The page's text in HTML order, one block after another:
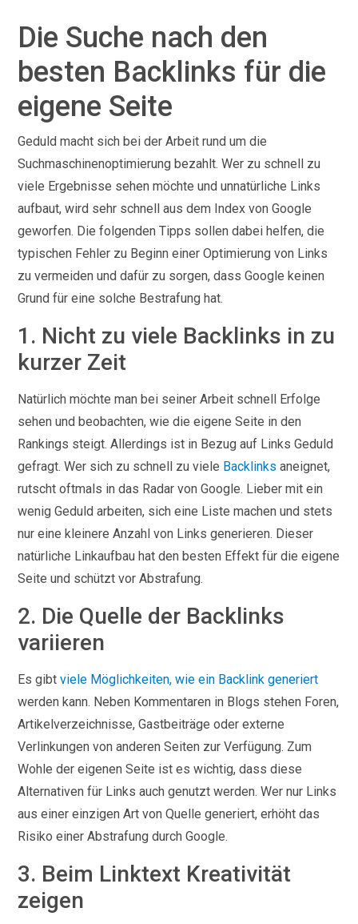
Die Suche nach den
besten Backlinks für die
eigene Seite
Geduld macht sich bei der Arbeit rund um die
Suchmaschinenoptimierung bezahlt. Wer zu schnell zu
viele Ergebnisse sehen möchte und unnatürliche Links
aufbaut, wird sehr schnell aus dem Index von Google
geworfen. Die folgenden Tipps sollen dabei helfen, die
typischen Fehler zu Beginn einer Optimierung von Links
zu vermeiden und dafür zu sorgen, dass Google keinen
Grund für eine solche Bestrafung hat.
1. Nicht zu viele Backlinks in zu
kurzer Zeit
Natürlich möchte man bei seiner Arbeit schnell Erfolge
sehen und beobachten, wie die eigene Seite in den
Rankings steigt. Allerdings ist in Bezug auf Links Geduld
gefragt. Wer sich zu schnell zu viele Backlinks aneignet,
rutscht oftmals in das Radar von Google. Lieber mit ein
wenig Geduld arbeiten, sich eine Liste machen und stets
nur eine kleinere Anzahl von Links generieren. Dieser
natürliche Linkaufbau hat den besten Effekt für die eigene
Seite und schützt vor Abstrafung.
2. Die Quelle der Backlinks
variieren
Es gibtviele Möglichkeiten, wie ein Backlink generiert
werden kann. Neben Kommentaren in Blogs stehen Foren,
Artikelverzeichnisse, Gastbeiträge oder externe
Verlinkungen von anderen Seiten zur Verfügung. Zum
Wohle der eigenen Seite ist es wichtig, dass diese
Alternativen für Links auch genutzt werden. Wer nur Links
aus einer einzigen Art von Quelle generiert, erhöht das
Risiko einer Abstrafung durch Google.
3. Beim Linktext Kreativität
zeigen